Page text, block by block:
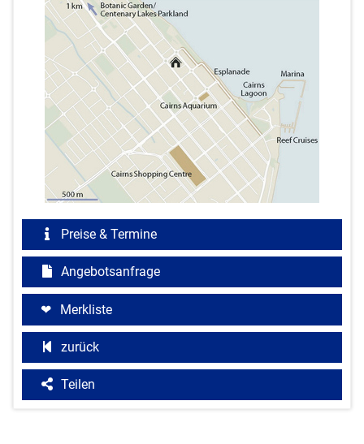
Preise & Termine
Angebotsanfrage
Merkliste
zurück
Teilen